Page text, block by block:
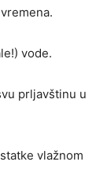
vode.
prljavštinu u
vlažnom